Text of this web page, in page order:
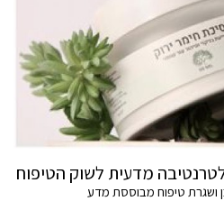
ושגרת טיפוח מבוססת מדע